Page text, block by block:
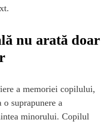
nu arată doar
a memoriei copilului,
suprapunere a
minorului. Copilul